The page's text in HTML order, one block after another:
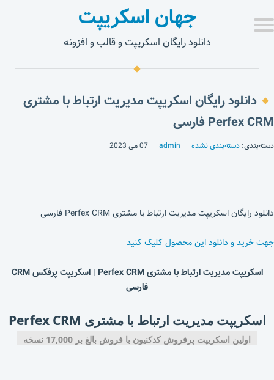
جهان اسکریپت
دانلود رایگان اسکریپت و قالب و افزونه
دانلود رایگان اسکریپت مدیریت ارتباط با مشتری
Perfex CRM فارسی
دسته‌بندی: دسته‌بندی نشده admin 07 می 2023
دانلود رایگان اسکریپت مدیریت ارتباط با مشتری Perfex CRM فارسی
جهت خرید و دانلود این محصول کلیک کنید
اسکریپت مدیریت ارتباط با مشتری Perfex CRM | اسکریپت پرفکس CRM
فارسی
اسکریپت مدیریت ارتباط با مشتری Perfex CRM
اولین اسکریپت پرفروش کدکنیون با فروش بالغ بر 17,000 نسخه